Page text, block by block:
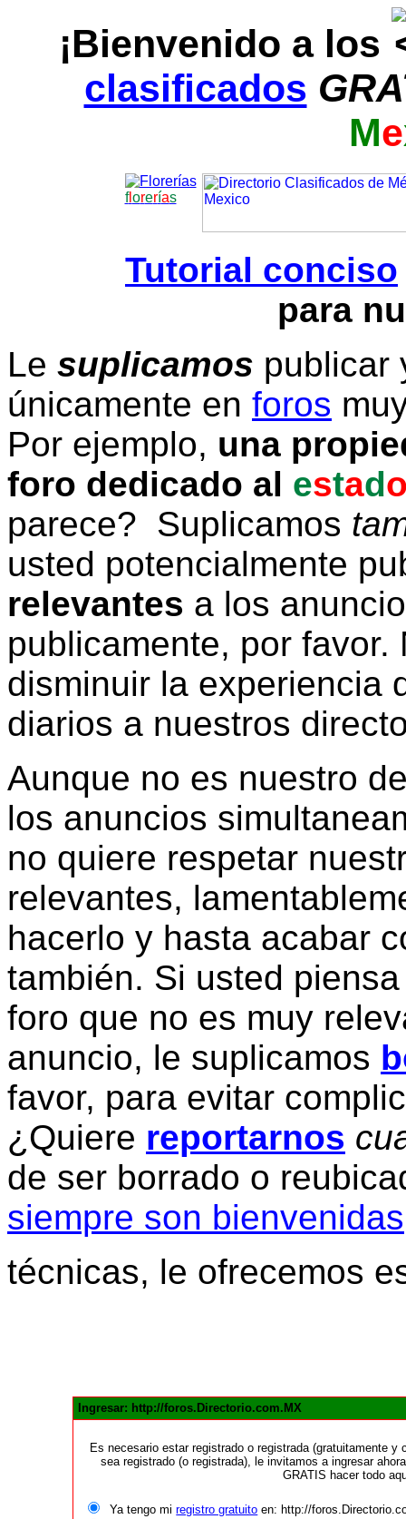
¡Bienvenido a los
clasificados
Me
florerías
Tutorial conciso
para
Le suplicamos publicar
únicamente en foros
Por ejemplo, una
foro dedicado al estad
parece? Suplicamos
usted potencialmente
relevantes a los
publicamente, por
disminuir la experiencia
diarios a nuestros
Aunque no es nuestro
los anuncios
no quiere respetar
relevantes,
hacerlo y hasta acabar
también. Si usted
foro que no es muy
anuncio, le suplicamos
favor, para evitar
¿Quiere reportarnos
de ser borrado o
siempre son bienvenidas
técnicas, le ofrecemos
Ingresar: http://foros.Directorio.com.MX
Es necesario estar registrado o registrada (gratuitamente
sea registrado (o registrada), le invitamos a ingresar
GRATIS hacer todo
Ya tengo miregistro gratuito en: http://